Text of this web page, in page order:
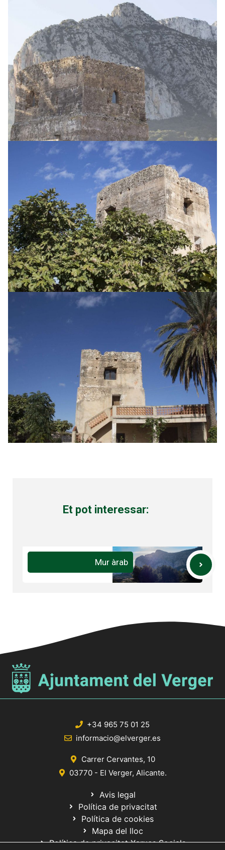
Et pot interessar:
Mur àrab
+34 965 75 01 25
informacio@elverger.es
Carrer Cervantes, 10
03770 - El Verger, Alicante.
Avis legal
Política de privacitat
Política de cookies
Mapa del lloc
Política de privacitat Xarxes Socials